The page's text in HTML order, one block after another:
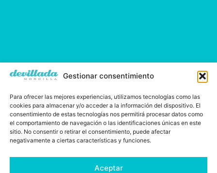
Gestionar consentimiento
Para ofrecer las mejores experiencias, utilizamos tecnologías como las
cookies para almacenar y/o acceder a la información del dispositivo. El
consentimiento de estas tecnologías nos permitirá procesar datos como
el comportamiento de navegación o las identificaciones únicas en este
sitio. No consentir o retirar el consentimiento, puede afectar
negativamente a ciertas características y funciones.
Aceptar
Demetrio Ramos, desde 1829